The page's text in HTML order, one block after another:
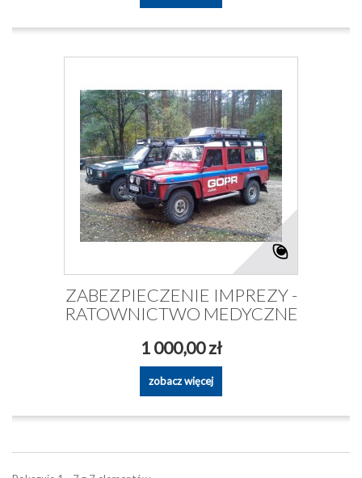
ZABEZPIECZENIE IMPREZY -
RATOWNICTWO MEDYCZNE
1 000,00 zł
zobacz więcej